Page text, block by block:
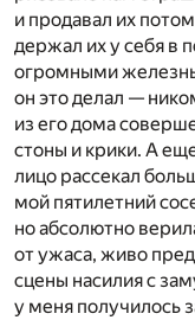
и продавал их
держал их у себя в
огромными
он это делал —
из его дома
стоны и крики. А
лицо рассекал
мой пятилетний
но абсолютно
от ужаса, живо
сцены насилия с
у меня получилось